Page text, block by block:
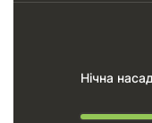
Нічна